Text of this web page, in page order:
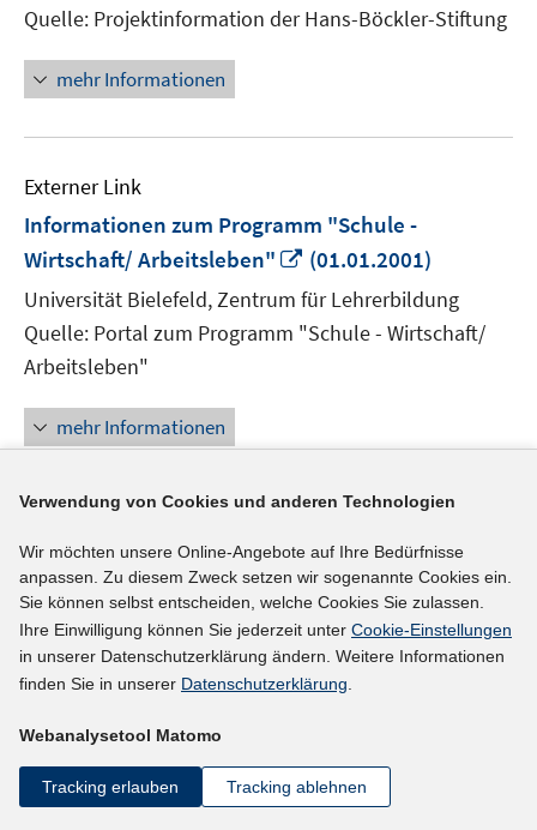
Quelle: Projektinformation der Hans-Böckler-Stiftung
mehr Informationen
Externer Link
Informationen zum Programm "Schule -
Wirtschaft/ Arbeitsleben"
In
neuem
Fenster
öffnen
(01.01.2001)
Universität Bielefeld, Zentrum für Lehrerbildung
Quelle: Portal zum Programm "Schule - Wirtschaft/
Arbeitsleben"
mehr Informationen
Jugendsozialarbeit an Hauptschulen und im BVJ
in Baden-Württemberg
In
neuem
Fenster
öffnen
(01.01.2001)
Universität Tübingen, Institut für
Erziehungswissenschaft
mehr Informationen
Verwendung von Cookies und anderen Technologien
Wir möchten unsere Online-Angebote auf Ihre Bedürfnisse
anpassen. Zu diesem Zweck setzen wir sogenannte Cookies ein.
Sie können selbst entscheiden, welche Cookies Sie zulassen.
Ihre Einwilligung können Sie jederzeit unter Cookie-Einstellungen
in unserer Datenschutzerklärung ändern. Weitere Informationen
finden Sie in unserer Datenschutzerklärung.
Webanalysetool Matomo
Tracking erlauben Tracking ablehnen